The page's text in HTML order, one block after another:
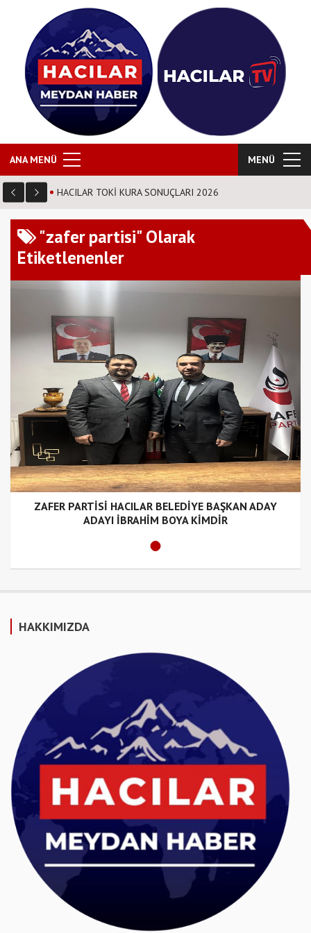
ANA MENÜ MENÜ
HACILAR TOKİ KURA SONUÇLARI 2026
"zafer partisi" Olarak
Etiketlenenler
ZAFER PARTİSİ HACILAR BELEDİYE BAŞKAN ADAY
ADAYI İBRAHİM BOYA KİMDİR
HAKKIMIZDA